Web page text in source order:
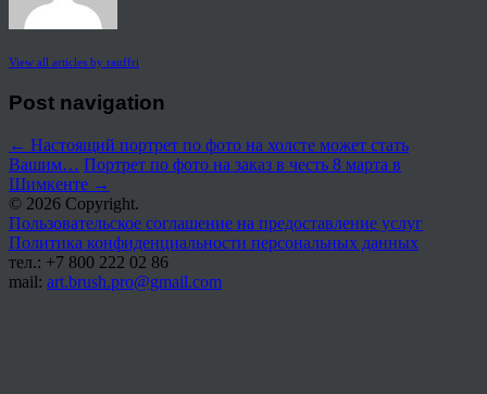
View all articles by rauffri
Post navigation
← Настоящий портрет по фото на холсте может стать
Вашим… Портрет по фото на заказ в честь 8 марта в
Шимкенте →
© 2026 Copyright.
Пользовательское соглашение на предоставление услуг
Политика конфиденциальности персональных данных
тел.: +7 800 222 02 86
mail: art.brush.pro@gmail.com